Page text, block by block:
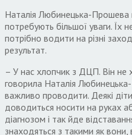
Наталія Любинецька-Прошева
потребують більшої уваги.
потрібно водити на різні
результат.
– У нас хлопчик з ДЦП. Він не
говорила Наталія
важливо проводити. Деякі
доводиться носити на руках
діагнозом і так йде
знаходяться з такими як